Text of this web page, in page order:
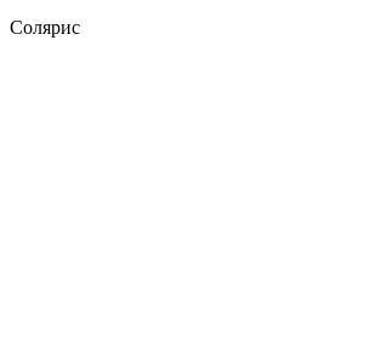
Солярис